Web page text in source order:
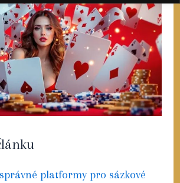
platformy pro sázkové